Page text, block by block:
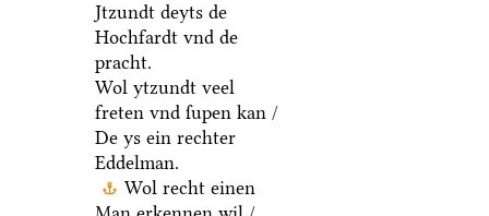
Jtzundt deyts de
Hochfardt vnd de
pracht.
Wol ytzundt veel
freten vnd ſupen kan /
De ys ein rechter
Eddelman.
Wol recht einen